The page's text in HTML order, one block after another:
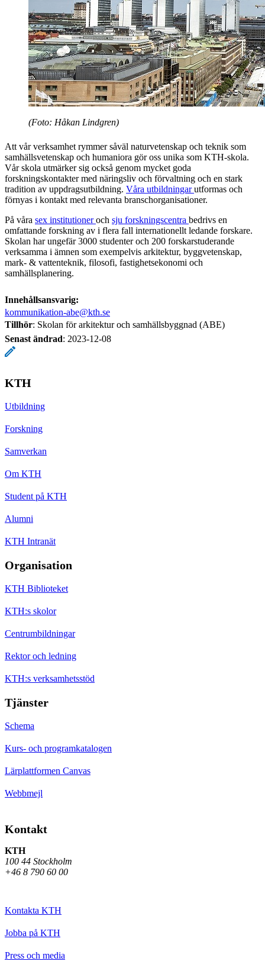
(Foto: Håkan Lindgren)
Att vår verksamhet rymmer såväl naturvetenskap och teknik som
samhällsvetenskap och humaniora gör oss unika som KTH-skola.
Vår skola utmärker sig också genom mycket goda
forskningskontakter med näringsliv och förvaltning och en stark
tradition av uppdragsutbildning. Våra utbildningarutformas och
förnyas i kontakt med relevanta branschorganisationer.
På våra sex institutioneroch sju forskningscentra bedrivs en
omfattande forskning av i flera fall internationellt ledande forskare.
Skolan har ungefär 3000 studenter och 200 forskarstuderande
verksamma i ämnen som exempelvis arkitektur, byggvetenskap,
mark- & vattenteknik, filosofi, fastighetsekonomi och
samhällsplanering.
Innehållsansvarig:
kommunikation-abe@kth.se
Tillhör: Skolan för arkitektur och samhällsbyggnad (ABE)
Senast ändrad: 2023-12-08
KTH
Utbildning
Forskning
Samverkan
Om KTH
Student på KTH
Alumni
KTH Intranät
Organisation
KTH Biblioteket
KTH:s skolor
Centrumbildningar
Rektor och ledning
KTH:s verksamhetsstöd
Tjänster
Schema
Kurs- och programkatalogen
Lärplattformen Canvas
Webbmejl
Kontakt
KTH
100 44 Stockholm
+46 8 790 60 00
Kontakta KTH
Jobba på KTH
Press och media